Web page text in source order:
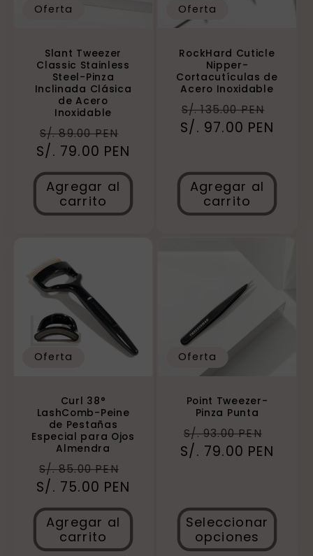
Oferta
Slant Tweezer
Classic Stainless
Steel-Pinza
Inclinada Clásica
de Acero
Inoxidable
Precio
habitual
S/. 89.00 PEN
de
oferta
S/. 79.00 PEN
Agregar al
carrito
Oferta
RockHard Cuticle
Nipper-
Cortacutículas de
Acero Inoxidable
Precio
habitual
S/. 135.00 PEN
S/. 97.00 PEN
Agregar al
carrito
Oferta
Curl 38°
LashComb-Peine
de Pestañas
Especial para Ojos
Almendra
Precio
habitual
S/. 85.00 PEN
de
oferta
S/. 75.00 PEN
Agregar al
carrito
Oferta
Point Tweezer-
Pinza Punta
Precio
habitual
S/. 93.00 PEN
de
S/. 79.00 PEN
Seleccionar
opciones